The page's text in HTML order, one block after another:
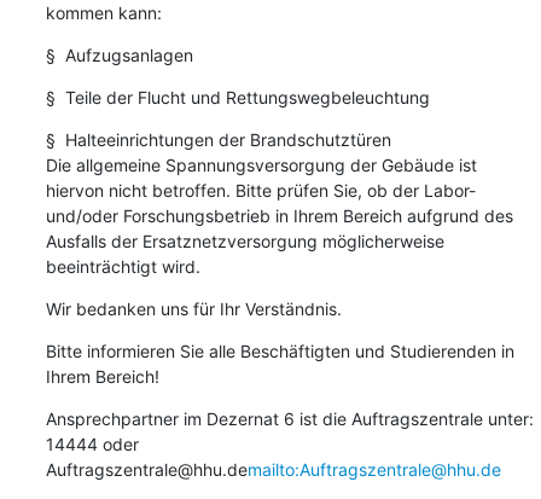
kommen kann:
§  Aufzugsanlagen
§  Teile der Flucht und Rettungswegbeleuchtung
§  Halteeinrichtungen der Brandschutztüren
Die allgemeine Spannungsversorgung der Gebäude ist
hiervon nicht betroffen. Bitte prüfen Sie, ob der Labor-
und/oder Forschungsbetrieb in Ihrem Bereich aufgrund des
Ausfalls der Ersatznetzversorgung möglicherweise
beeinträchtigt wird.
Wir bedanken uns für Ihr Verständnis.
Bitte informieren Sie alle Beschäftigten und Studierenden in
Ihrem Bereich!
Ansprechpartner im Dezernat 6 ist die Auftragszentrale unter:
14444 oder
Auftragszentrale@hhu.demailto:Auftragszentrale@hhu.de